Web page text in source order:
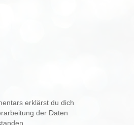
erklärst du dich
der Daten